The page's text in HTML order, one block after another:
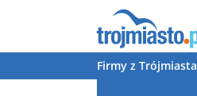
Firmy z Trójmiasta